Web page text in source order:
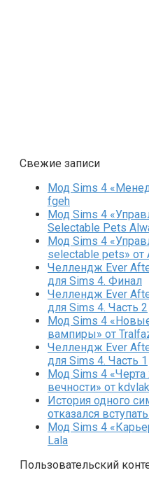
Свежие записи
Мод Sims 4
fgeh
Мод Sims 4
Selectable Pets
Мод Sims 4
selectable pets» от
Челлендж Ever
для Sims 4. Финал
Челлендж Ever
для Sims 4. Часть 2
Мод Sims 4
вампиры» от
Челлендж Ever
для Sims 4. Часть 1
Мод Sims 4
вечности» от
История одного
отказался
Мод Sims 4
Lala
Пользовательский